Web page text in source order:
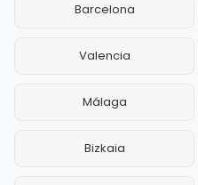
Barcelona
Valencia
Málaga
Bizkaia